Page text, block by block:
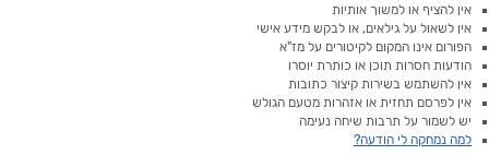
אין להציף או למשוך אותיות
אין לשאול על גילאים, או לבקש מידע אישי
הפורום אינו המקום לקיטורים על מז"א
הודעות חסרות תוכן או כותרת יוסרו
אין להשתמש בשירות קיצור כתובות
אין לפרסם תחזית או אזהרות מטעם הגולש
יש לשמור על תרבות שיחה נעימה
למה נמחקה לי הודעה?